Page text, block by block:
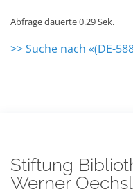
Abfrage dauerte 0.29 Sek.
>> Suche nach «(DE-
Stiftung
Werner